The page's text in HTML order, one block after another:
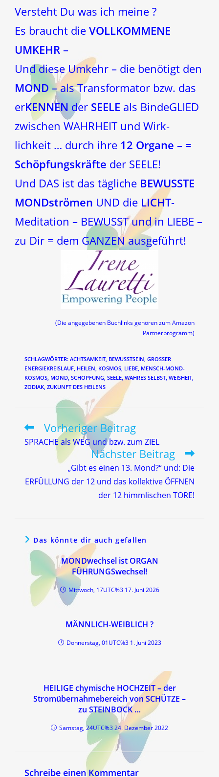
Versteht Du was ich meine ?
Es braucht die VOLLKOMMENE
UMKEHR –
Und diese Umkehr – die benötigt den
MOND– als Transformator bzw. das
erKENNEN der SEELE als BindeGLIED
zwischen WAHRHEIT und Wirk-
lichkeit … durch ihre 12 Organe – =
Schöpfungskräfte der SEELE!
Und DAS ist das tägliche BEWUSSTE
MONDströmen UND die LICHT-
Meditation – BEWUSST und in LIEBE –
zu Dir = dem GANZEN ausgeführt!
(Die angegebenen Buchlinks gehören zum Amazon
Partnerprogramm)
SCHLAGWÖRTER: ACHTSAMKEIT, BEWUSSTSEIN, GROSSER E
NERGIEKREISLAUF , HEILEN, KOSMOS, LIEBE, MENSCH-MOND-
KOSMOS, MOND, SCHÖPFUNG, SEELE, WAHRES SELBST, WEISHEIT,
ZODIAK, ZUKUNFT DES HEILENS
Weitere
ansehen
Vorheriger Beitrag
SPRACHE als WEG und bzw. zum ZIEL
Nächster Beitrag
„Gibt es einen 13. Mond?“ und: Die
ERFÜLLUNG der 12 und das kollektive ÖFFNEN
der 12 himmlischen TORE!
Das könnte dir auch gefallen
MONDwechsel ist ORGAN
FÜHRUNGSwechsel!
Mittwoch, 17UTC%3 17. Juni 2026
MÄNNLICH-WEIBLICH ?
Donnerstag, 01UTC%3 1. Juni 2023
HEILIGE chymische HOCHZEIT – der
Stromübernahmebereich von SCHÜTZE –
zu STEINBOCK …
Samstag, 24UTC%3 24. Dezember 2022
Schreibe einen Kommentar